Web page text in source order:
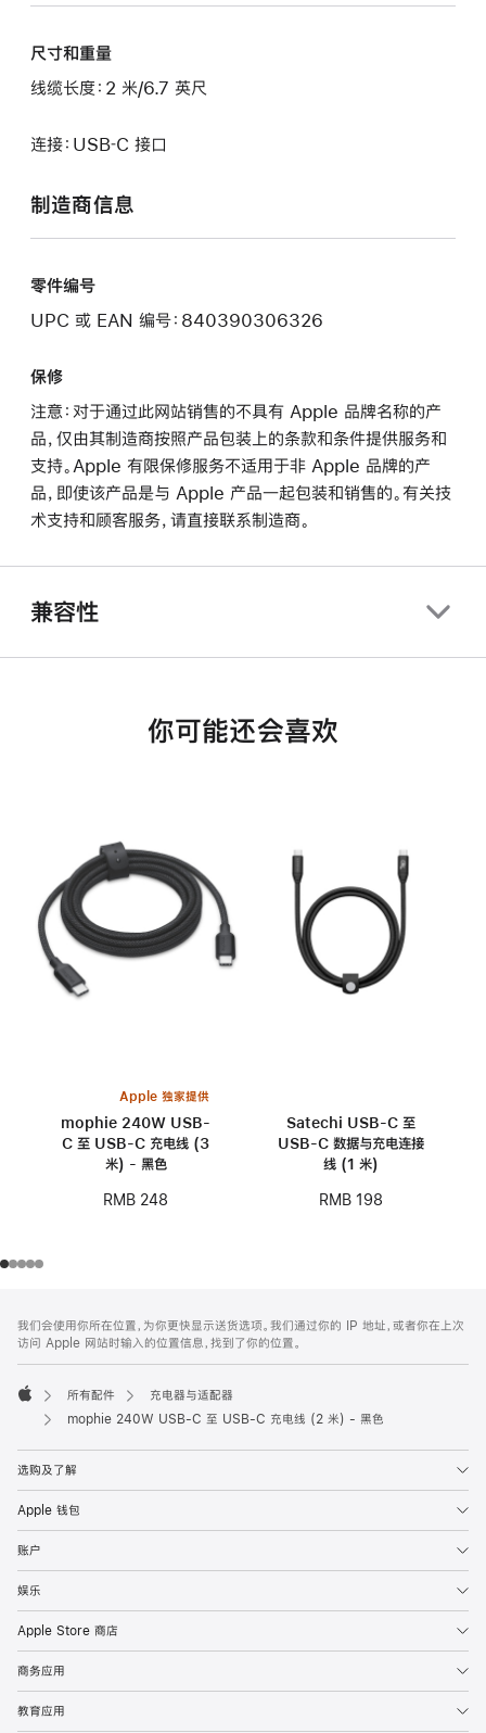
尺寸和重量
线缆长度：2 米/6.7 英尺
连接：USB‑C 接口
制造商信息
零件编号
UPC 或 EAN 编号：840390306326
保修
注意：对于通过此网站销售的不具有 Apple 品牌名称的产
品，仅由其制造商按照产品包装上的条款和条件提供服务和
支持。Apple 有限保修服务不适用于非 Apple 品牌的产
品，即使该产品是与 Apple 产品一起包装和销售的。有关技
术支持和顾客服务，请直接联系制造商。
兼容性
你可能还会喜欢
Apple 独家提供
mophie 240W USB-
C 至 USB-C 充电线 (3
米) - 黑色
RMB 248
Satechi USB-C 至
USB-C 数据与充电连接
线 (1 米)
RMB 198
页
页
脚
注
我们会使用你所在位置，为你更快显示送货选项。我们通过你的 IP 地址，或者你在上次
访问 Apple 网站时输入的位置信息，找到了你的位置。
Apple
所有配件
充电器与适配器
mophie 240W USB-C 至 USB-C 充电线 (2 米) - 黑色
选购及了解
Apple 钱包
账户
娱乐
Apple Store 商店
商务应用
教育应用